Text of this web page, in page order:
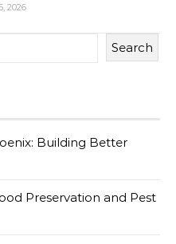
2026
Search
Building Better
Preservation and Pest